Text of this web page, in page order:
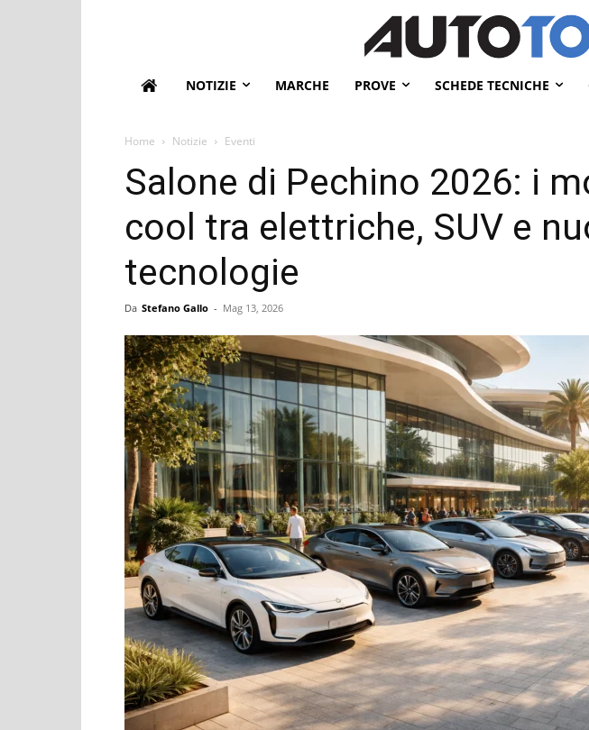
NOTIZIE MARCHE PROVE SCHEDE TECNICHE
Home Notizie Eventi
Salone di Pechino 2026: i
cool tra elettriche, SUV e
tecnologie
Da Stefano Gallo - Mag 13, 2026